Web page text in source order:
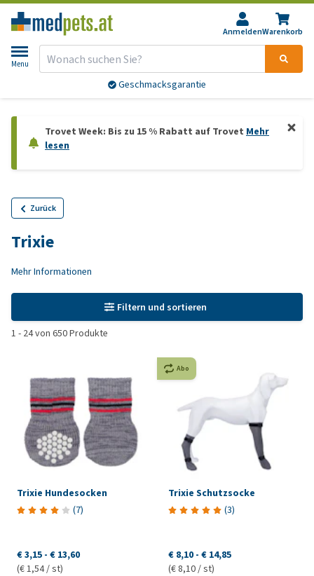
AnmeldenWarenkorb
Menu
Geschmacksgarantie
Trovet Week: Bis zu 15 % Rabatt auf Trovet Mehr
lesen
Zurück
Trixie
Mehr Informationen
Filtern und sortieren
1 - 24von 650Produkte
Trixie Hundesocken
(7)
€ 3,15 - € 13,60
(€ 1,54 / st)
Abo
Trixie Schutzsocke
(3)
€ 8,10 - € 14,85
(€ 8,10 / st)